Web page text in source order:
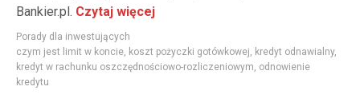
Bankier.pl. Czytaj więcej
Porady dla inwestujących
czym jest limit w koncie, koszt pożyczki gotówkowej, kredyt odnawialny,
kredyt w rachunku oszczędnościowo-rozliczeniowym, odnowienie
kredytu